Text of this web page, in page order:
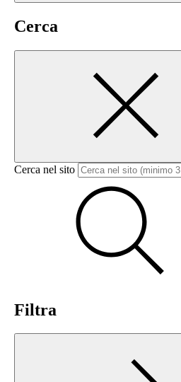
Cerca
Cerca nel sito
Filtra